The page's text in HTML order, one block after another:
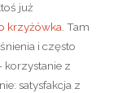
już
krzyżówka . Tam
i często
korzystanie z
satysfakcja z